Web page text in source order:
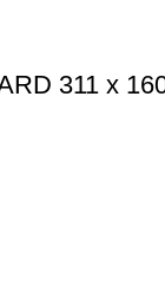
311 x